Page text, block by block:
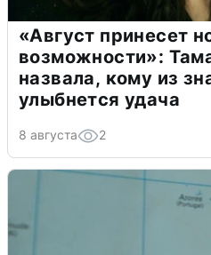
«Август принесет
возможности»:
назвала, кому из
улыбнется удача
8 августа 2